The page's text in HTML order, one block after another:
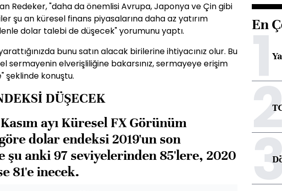
Redeker, "daha da önemlisi Avrupa, Japonya ve Çin gibi
şu an küresel finans piyasalarına daha az yatırım
dolar talebi de düşecek" yorumunu yaptı.
bunu satın alacak birilerine ihtiyacınız olur. Bu
sermayenin elverişliliğine bakarsınız, sermayeye erişim
şeklinde konuştu.
DÜŞECEK
ayı Küresel FX Görünüm
dolar endeksi 2019'un son
şu anki 97 seviyelerinden 85'lere, 2020
81'e inecek.
En
1